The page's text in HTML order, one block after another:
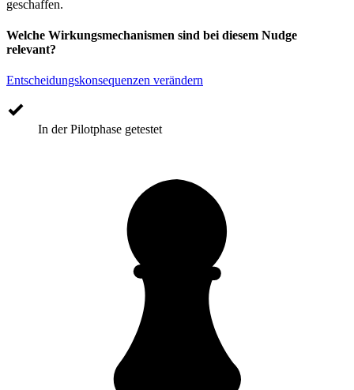
geschaffen.
Welche Wirkungsmechanismen sind bei diesem Nudge
relevant?
Entscheidungskonsequenzen verändern
In der Pilotphase getestet